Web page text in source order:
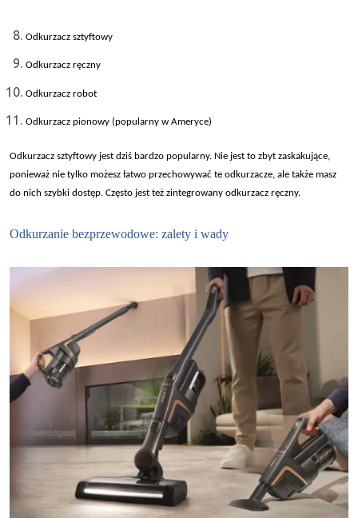
Odkurzacz sztyftowy
Odkurzacz ręczny
Odkurzacz robot
Odkurzacz pionowy (popularny w Ameryce)
Odkurzacz sztyftowy jest dziś bardzo popularny. Nie jest to zbyt zaskakujące,
ponieważ nie tylko możesz łatwo przechowywać te odkurzacze, ale także masz
do nich szybki dostęp. Często jest też zintegrowany odkurzacz ręczny.
Odkurzanie bezprzewodowe: zalety i wady